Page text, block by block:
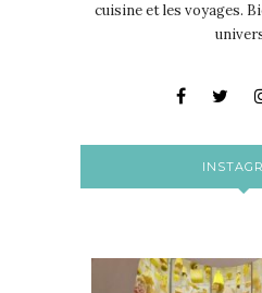
cuisine et les voyages.